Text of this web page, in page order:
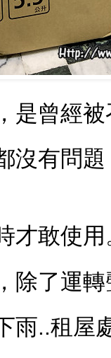
是曾經
沒有問
才敢使用
除了運
雨..租屋